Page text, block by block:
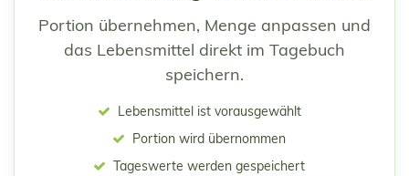
Portion übernehmen, Menge anpassen und
das Lebensmittel direkt im Tagebuch
speichern.
Lebensmittel ist vorausgewählt
Portion wird übernommen
Tageswerte werden gespeichert